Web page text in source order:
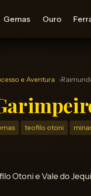
Gemas Ouro
e Aventura
teofilo otoni
Otoni e Vale do